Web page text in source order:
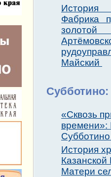
Фабрика
Майский
Субботино:
«Сквозь
времени»:
История
Матери